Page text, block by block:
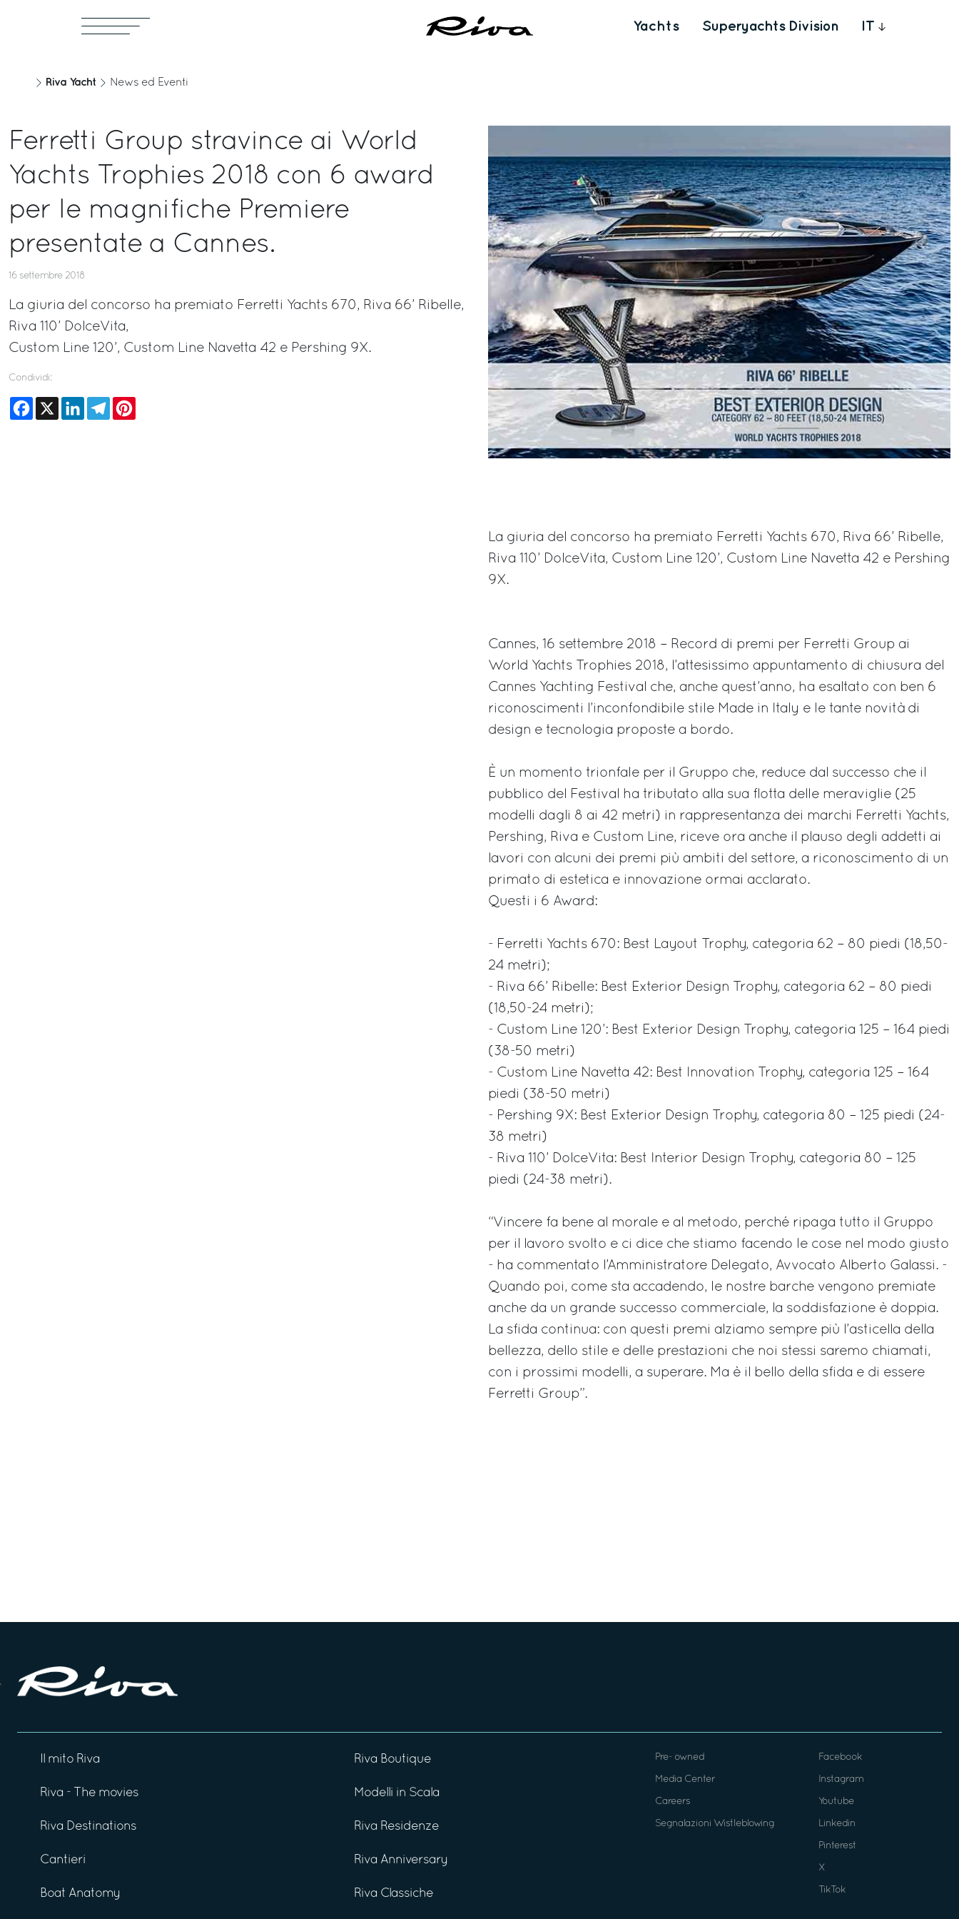
Yachts Superyachts Division IT
Riva Yacht News ed Eventi
Ferretti Group stravince ai World
Yachts Trophies 2018 con 6 award
per le magnifiche Premiere
presentate a Cannes.
16 settembre 2018
La giuria del concorso ha premiato Ferretti Yachts 670, Riva 66’ Ribelle,
Riva 110’ DolceVita,
Custom Line 120’, Custom Line Navetta 42 e Pershing 9X.
Condividi:
Facebook
X LinkedInTelegram
La giuria del concorso ha premiato Ferretti Yachts 670, Riva 66’ Ribelle,
Riva 110’ DolceVita, Custom Line 120’, Custom Line Navetta 42 e Pershing
9X.
Cannes, 16 settembre 2018 – Record di premi per Ferretti Group ai
World Yachts Trophies 2018, l’attesissimo appuntamento di chiusura del
Cannes Yachting Festival che, anche quest’anno, ha esaltato con ben 6
riconoscimenti l’inconfondibile stile Made in Italy e le tante novità di
design e tecnologia proposte a bordo.
È un momento trionfale per il Gruppo che, reduce dal successo che il
pubblico del Festival ha tributato alla sua flotta delle meraviglie (25
modelli dagli 8 ai 42 metri) in rappresentanza dei marchi Ferretti Yachts,
Pershing, Riva e Custom Line, riceve ora anche il plauso degli addetti ai
lavori con alcuni dei premi più ambiti del settore, a riconoscimento di un
primato di estetica e innovazione ormai acclarato.
Questi i 6 Award:
- Ferretti Yachts 670: Best Layout Trophy, categoria 62 – 80 piedi (18,50-
24 metri);
- Riva 66’ Ribelle: Best Exterior Design Trophy, categoria 62 – 80 piedi
(18,50-24 metri);
- Custom Line 120’: Best Exterior Design Trophy, categoria 125 – 164 piedi
(38-50 metri)
- Custom Line Navetta 42: Best Innovation Trophy, categoria 125 – 164
piedi (38-50 metri)
- Pershing 9X: Best Exterior Design Trophy, categoria 80 – 125 piedi (24-
38 metri)
- Riva 110’ DolceVita: Best Interior Design Trophy, categoria 80 – 125
piedi (24-38 metri).
“Vincere fa bene al morale e al metodo, perché ripaga tutto il Gruppo
per il lavoro svolto e ci dice che stiamo facendo le cose nel modo giusto
- ha commentato l’Amministratore Delegato, Avvocato Alberto Galassi. -
Quando poi, come sta accadendo, le nostre barche vengono premiate
anche da un grande successo commerciale, la soddisfazione è doppia.
La sfida continua: con questi premi alziamo sempre più l’asticella della
bellezza, dello stile e delle prestazioni che noi stessi saremo chiamati,
con i prossimi modelli, a superare. Ma è il bello della sfida e di essere
Ferretti Group”.
Il mito Riva
Riva - The movies
Riva Destinations
Cantieri
Boat Anatomy
Riva Boutique
Modelli in Scala
Riva Residenze
Riva Anniversary
Riva Classiche
Pre- owned
Media Center
Careers
Segnalazioni Wistleblowing
Facebook
Instagram
Youtube
Linkedin
Pinterest
X
TikTok